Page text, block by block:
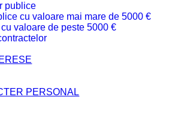
publice
cu valoare mai mare de 5000 €
valoare de peste 5000 €
PERSONAL